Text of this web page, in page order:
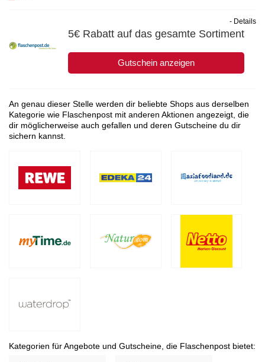
5€ Rabatt auf das gesamte Sortiment
Gutschein anzeigen
- Details
An genau dieser Stelle werden dir beliebte Shops aus derselben
Kategorie wie Flaschenpost mit anderen Aktionen angezeigt, die
dir möglicherweise auch gefallen und deren Gutscheine du dir
sichern kannst.
Kategorien für Angebote und Gutscheine, die Flaschenpost bietet: